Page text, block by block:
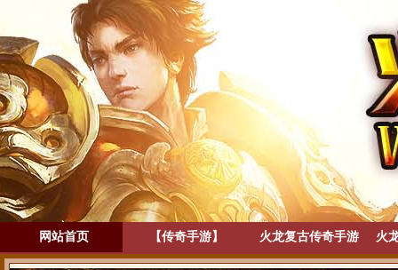
网站首页 【传奇手游】 火龙复古传奇手游 火